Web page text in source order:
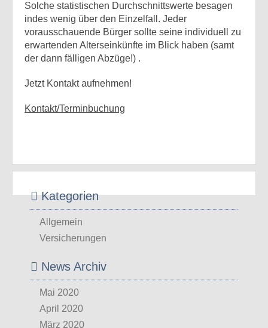
Solche statistischen Durchschnittswerte besagen
indes wenig über den Einzelfall. Jeder
vorausschauende Bürger sollte seine individuell zu
erwartenden Alterseinkünfte im Blick haben (samt
der dann fälligen Abzüge!) .
Jetzt Kontakt aufnehmen!
Kontakt/Terminbuchung
Kategorien
Allgemein
Versicherungen
News Archiv
Mai 2020
April 2020
März 2020